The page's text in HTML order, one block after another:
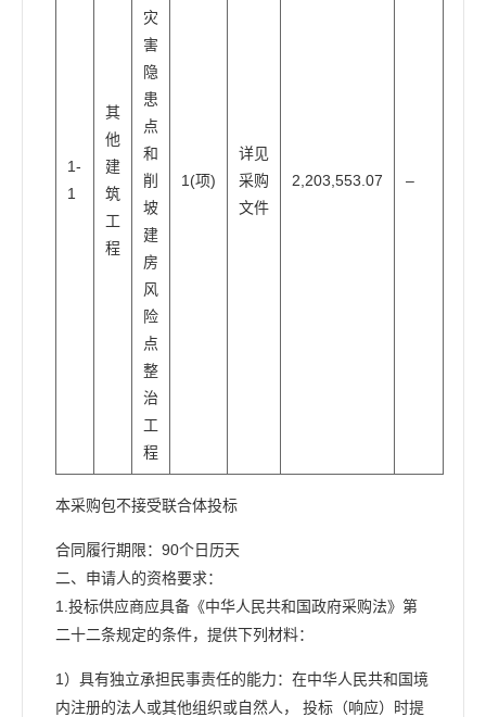
1-
1
其
他
建
筑
工
程
灾
害
隐
患
点
和
削
坡
建
房
风
险
点
整
治
工
程
1(项)
详见
采购
文件
2,203,553.07 –
本采购包不接受联合体投标
合同履行期限： 90个日历天
二、申请人的资格要求：
1.投标供应商应具备《中华人民共和国政府采购法》第
二十二条规定的条件，提供下列材料：
1）具有独立承担民事责任的能力：在中华人民共和国境
内注册的法人或其他组织或自然人， 投标（响应）时提